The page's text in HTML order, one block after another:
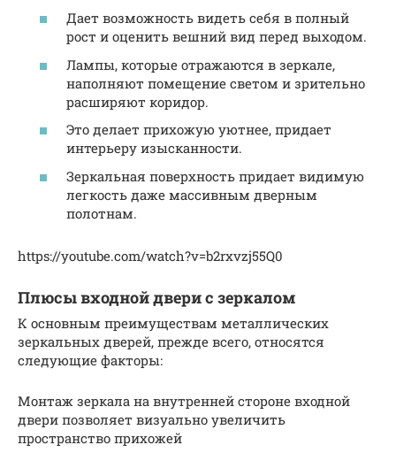
Дает возможность видеть себя в полный
рост и оценить вешний вид перед выходом.
Лампы, которые отражаются в зеркале,
наполняют помещение светом и зрительно
расширяют коридор.
Это делает прихожую уютнее, придает
интерьеру изысканности.
Зеркальная поверхность придает видимую
легкость даже массивным дверным
полотнам.
https://youtube.com/watch?v=b2rxvzj55Q0
Плюсы входной двери с зеркалом
К основным преимуществам металлических
зеркальных дверей, прежде всего, относятся
следующие факторы:
Монтаж зеркала на внутренней стороне входной
двери позволяет визуально увеличить
пространство прихожей